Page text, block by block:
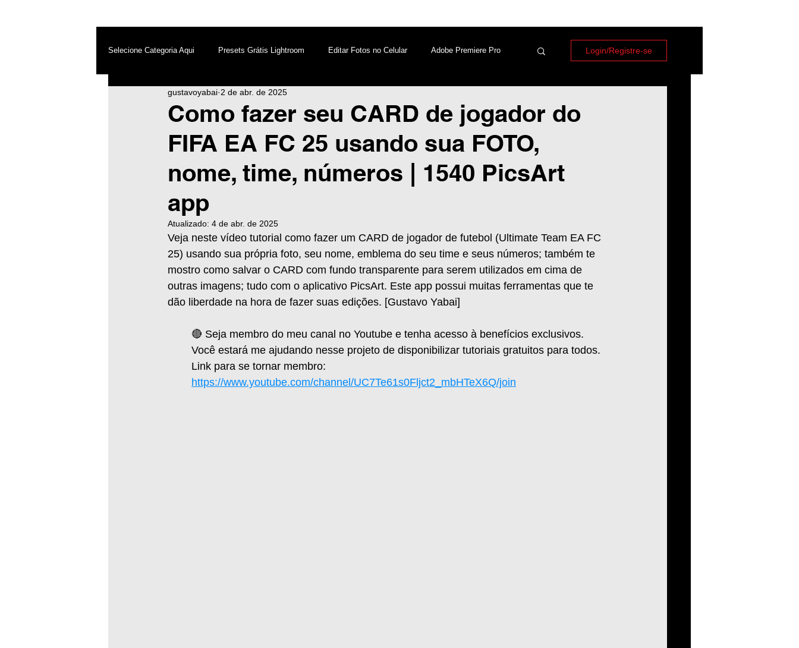
Selecione Categoria Aqui Presets Grátis Lightroom Editar Fotos no Celular Adobe Premiere Pro
After Effects Android Destaques PicsArt
Top PicsArt WhatsApp Windows Edição de Vídeos no Celular
Login/Registre-se
Como fazer seu CARD de jogador do
FIFA EA FC 25 usando sua FOTO,
nome, time, números | 1540 PicsArt
app
gustavoyabai 2 de abr. de 2025
Atualizado: 4 de abr. de 2025
Veja neste vídeo tutorial como fazer um CARD de jogador de futebol (Ultimate Team EA FC
25) usando sua própria foto, seu nome, emblema do seu time e seus números; também te
mostro como salvar o CARD com fundo transparente para serem utilizados em cima de
outras imagens; tudo com o aplicativo PicsArt. Este app possui muitas ferramentas que te
dão liberdade na hora de fazer suas edições. [Gustavo Yabai]
🔴 Seja membro do meu canal no Youtube e tenha acesso à benefícios exclusivos.
Você estará me ajudando nesse projeto de disponibilizar tutoriais gratuitos para todos.
Link para se tornar membro:
https://www.youtube.com/channel/UC7Te61s0Fljct2_mbHTeX6Q/join